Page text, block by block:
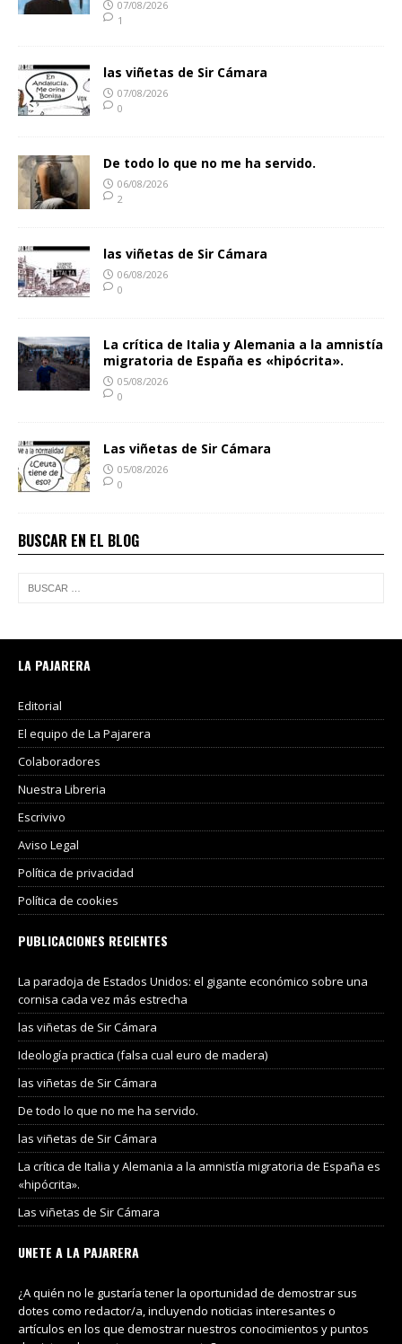
07/08/2026
1
las viñetas de Sir Cámara
07/08/2026
0
De todo lo que no me ha servido.
06/08/2026
2
las viñetas de Sir Cámara
06/08/2026
0
La crítica de Italia y Alemania a la amnistía
migratoria de España es «hipócrita».
05/08/2026
0
Las viñetas de Sir Cámara
05/08/2026
0
BUSCAR EN EL BLOG
LA PAJARERA
Editorial
El equipo de La Pajarera
Colaboradores
Nuestra Libreria
Escrivivo
Aviso Legal
Política de privacidad
Política de cookies
PUBLICACIONES RECIENTES
La paradoja de Estados Unidos: el gigante económico sobre una
cornisa cada vez más estrecha
las viñetas de Sir Cámara
Ideología practica (falsa cual euro de madera)
las viñetas de Sir Cámara
De todo lo que no me ha servido.
las viñetas de Sir Cámara
La crítica de Italia y Alemania a la amnistía migratoria de España es
«hipócrita».
Las viñetas de Sir Cámara
UNETE A LA PAJARERA
¿A quién no le gustaría tener la oportunidad de demostrar sus
dotes como redactor/a, incluyendo noticias interesantes o
artículos en los que demostrar nuestros conocimientos y puntos